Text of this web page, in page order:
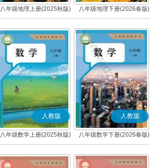
八年级地理上册(2025秋版) 八年级地理下册(2026春版)
人教版
八年级数学上册(2025秋版)
人教版
八年级数学下册(2026春版)